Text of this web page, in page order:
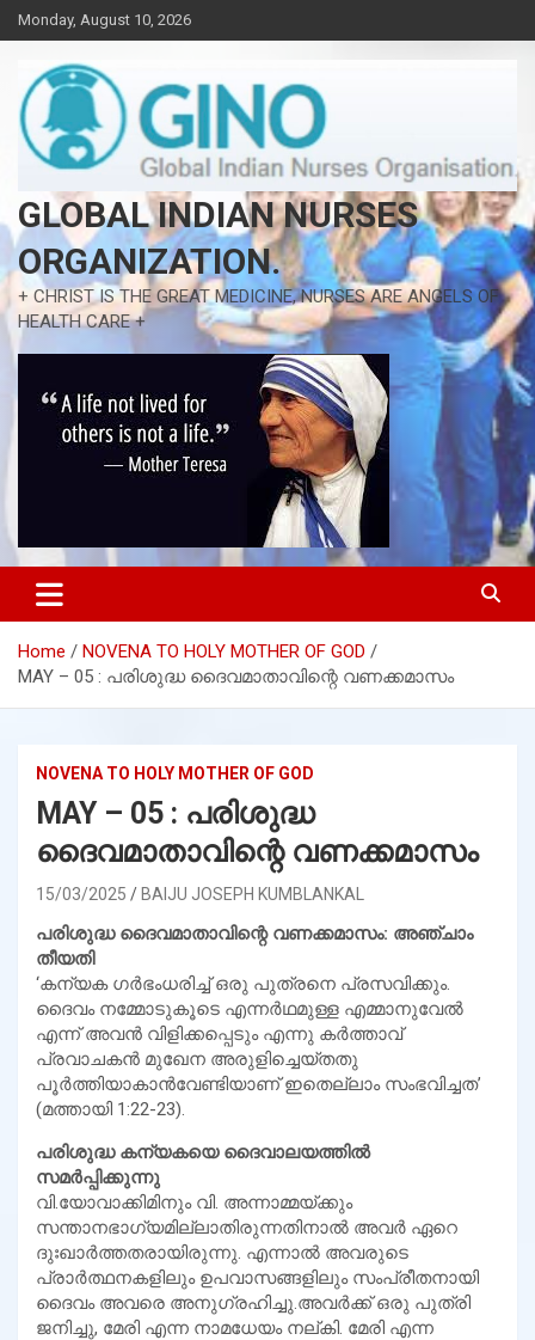
Skip
to
content
Monday, August 10, 2026
GLOBAL INDIAN NURSES
ORGANIZATION.
+ CHRIST IS THE GREAT MEDICINE, NURSES ARE ANGELS OF
HEALTH CARE +
Home
NOVENA TO HOLY MOTHER OF GOD
MAY – 05 : പരിശുദ്ധ ദൈവമാതാവിന്റെ വണക്കമാസം
NOVENA TO HOLY MOTHER OF GOD
MAY – 05 : പരിശുദ്ധ
ദൈവമാതാവിന്റെ വണക്കമാസം
15/03/2025 BAIJU JOSEPH KUMBLANKAL
പരിശുദ്ധ ദൈവമാതാവിന്റെ വണക്കമാസം: അഞ്ചാം
തീയതി
‘കന്യക ഗര്‍ഭംധരിച്ച് ഒരു പുത്രനെ പ്രസവിക്കും.
ദൈവം നമ്മോടുകൂടെ എന്നര്‍ഥമുള്ള എമ്മാനുവേല്‍
എന്ന് അവന്‍ വിളിക്കപ്പെടും എന്നു കര്‍ത്താവ്
പ്രവാചകന്‍ മുഖേന അരുളിച്ചെയ്തതു
പൂര്‍ത്തിയാകാന്‍വേണ്ടിയാണ് ഇതെല്ലാം സംഭവിച്ചത’
(മത്തായി 1:22-23).
പരിശുദ്ധ കന്യകയെ ദൈവാലയത്തില്‍
സമര്‍പ്പിക്കുന്നു
വി.യോവാക്കിമിനും വി. അന്നാമ്മയ്ക്കും
സന്താനഭാഗ്യമില്ലാതിരുന്നതിനാല്‍ അവര്‍ ഏറെ
ദുഃഖാര്‍ത്തതരായിരുന്നു. എന്നാല്‍ അവരുടെ
പ്രാര്‍ത്ഥനകളിലും ഉപവാസങ്ങളിലും സംപ്രീതനായി
ദൈവം അവരെ അനുഗ്രഹിച്ചു.അവര്‍ക്ക് ഒരു പുത്രി
ജനിച്ചു, മേരി എന്ന നാമധേയം നല്കി. മേരി എന്ന